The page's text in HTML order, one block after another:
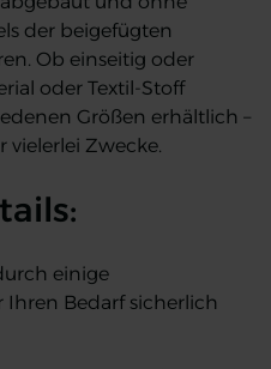
der beigefügten
Ob einseitig oder
oder Textil-Stoff
Größen erhältlich –
vielerlei Zwecke.
einige
Ihren Bedarf sicherlich